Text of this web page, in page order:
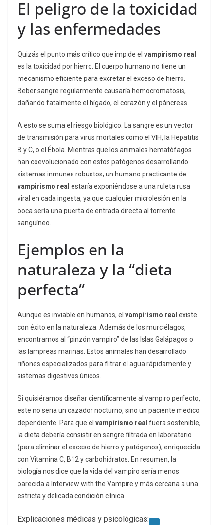
El peligro de la toxicidad
y las enfermedades
Quizás el punto más crítico que impide el vampirismo real
es la toxicidad por hierro. El cuerpo humano no tiene un
mecanismo eficiente para excretar el exceso de hierro.
Beber sangre regularmente causaría hemocromatosis,
dañando fatalmente el hígado, el corazón y el páncreas.
A esto se suma el riesgo biológico. La sangre es un vector
de transmisión para virus mortales como el VIH, la Hepatitis
B y C, o el Ébola. Mientras que los animales hematófagos
han coevolucionado con estos patógenos desarrollando
sistemas inmunes robustos, un humano practicante de
vampirismo real estaría exponiéndose a una ruleta rusa
viral en cada ingesta, ya que cualquier microlesión en la
boca sería una puerta de entrada directa al torrente
sanguíneo.
Ejemplos en la
naturaleza y la “dieta
perfecta”
Aunque es inviable en humanos, el vampirismo real existe
con éxito en la naturaleza. Además de los murciélagos,
encontramos al “pinzón vampiro” de las Islas Galápagos o
las lampreas marinas. Estos animales han desarrollado
riñones especializados para filtrar el agua rápidamente y
sistemas digestivos únicos.
Si quisiéramos diseñar científicamente al vampiro perfecto,
este no sería un cazador nocturno, sino un paciente médico
dependiente. Para que el vampirismo real fuera sostenible,
la dieta debería consistir en sangre filtrada en laboratorio
(para eliminar el exceso de hierro y patógenos), enriquecida
con Vitamina C, B12 y carbohidratos. En resumen, la
biología nos dice que la vida del vampiro sería menos
parecida a Interview with the Vampire y más cercana a una
estricta y delicada condición clínica.
Explicaciones médicas y psicológicas: